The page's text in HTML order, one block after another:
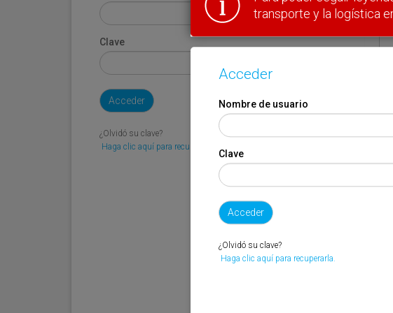
Clave
¿Olvidó su clave?
Haga clic aquí para recuperarla.
transporte y la logística
Acceder
Nombre de usuario
Clave
¿Olvidó su clave?
Haga clic aquí para recuperarla.